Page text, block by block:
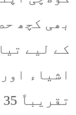
بھی کچھ
کے لیے
اشیاء